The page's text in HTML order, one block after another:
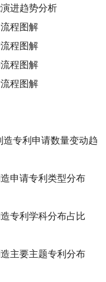
进趋势分析
程图解
程图解
程图解
程图解
造专利申请数量变动趋
申请专利类型分布
专利学科分布占比
主要主题专利分布